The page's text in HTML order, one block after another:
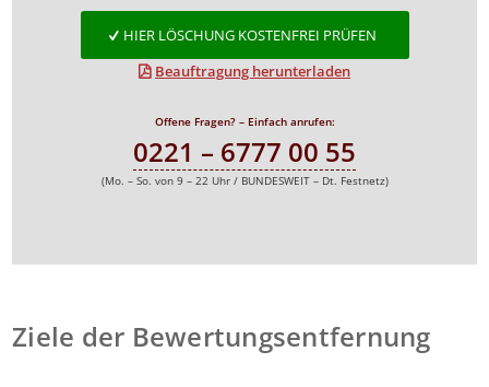
HIER LÖSCHUNG KOSTENFREI PRÜFEN
Beauftragung herunterladen
Offene Fragen? – Einfach anrufen:
0221 – 6777 00 55
(Mo. – So. von 9 – 22 Uhr / BUNDESWEIT – Dt. Festnetz)
Ziele der Bewertungsentfernung